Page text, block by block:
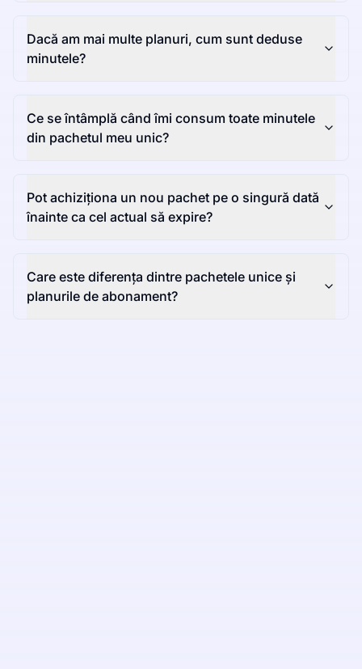
Dacă am mai multe planuri, cum sunt deduse
minutele?
Ce se întâmplă când îmi consum toate minutele
din pachetul meu unic?
Pot achiziționa un nou pachet pe o singură dată
înainte ca cel actual să expire?
Care este diferența dintre pachetele unice și
planurile de abonament?